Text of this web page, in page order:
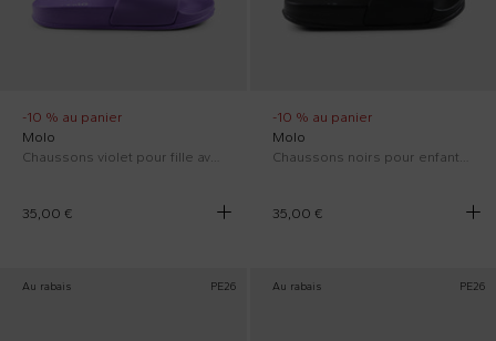
-10 % au panier
Molo
Chaussons violet pour fille avec smiley
35,00 €
-10 % au panier
Molo
Chaussons noirs pour enfants avec smiley
35,00 €
Au rabais PE26 Au rabais PE26